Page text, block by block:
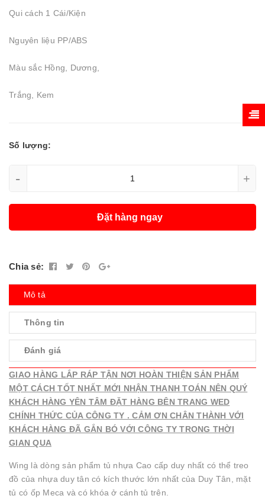
Qui cách 1 Cái/Kiện
Nguyên liệu PP/ABS
Màu sắc Hồng, Dương,
Trắng, Kem
Số lượng:
- +
Đặt hàng ngay
Chia sẻ:
Mô tả
Thông tin
Đánh giá
GIAO HÀNG LẮP RÁP TẬN NƠI HOÀN THIỆN SẢN PHẨM
MỘT CÁCH TỐT NHẤT MỚI NHẬN THANH TOÁN NÊN QUÝ
KHÁCH HÀNG YÊN TÂM ĐẶT HÀNG BÊN TRANG WED
CHÍNH THỨC CỦA CÔNG TY . CẢM ƠN CHÂN THÀNH VỚI
KHÁCH HÀNG ĐÃ GẮN BÓ VỚI CÔNG TY TRONG THỜI
GIAN QUA
Wing là dòng sản phẩm tủ nhựa Cao cấp duy nhất có thể treo
đồ của nhựa duy tân có kích thước lớn nhất của Duy Tân, mặt
tủ có ốp Meca và có khóa ở cánh tủ trên.